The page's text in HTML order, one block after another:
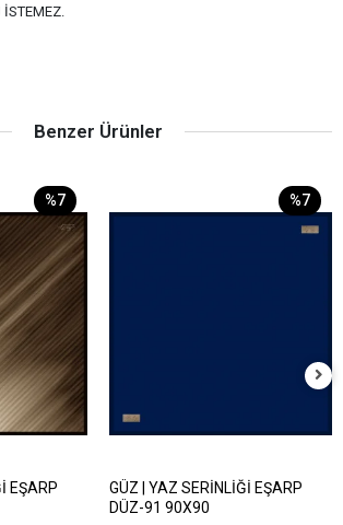
Benzer Ürünler
%7
EŞARP
%7
GÜZ | YAZ SERİNLİĞİ EŞARP
DÜZ-91 90X90